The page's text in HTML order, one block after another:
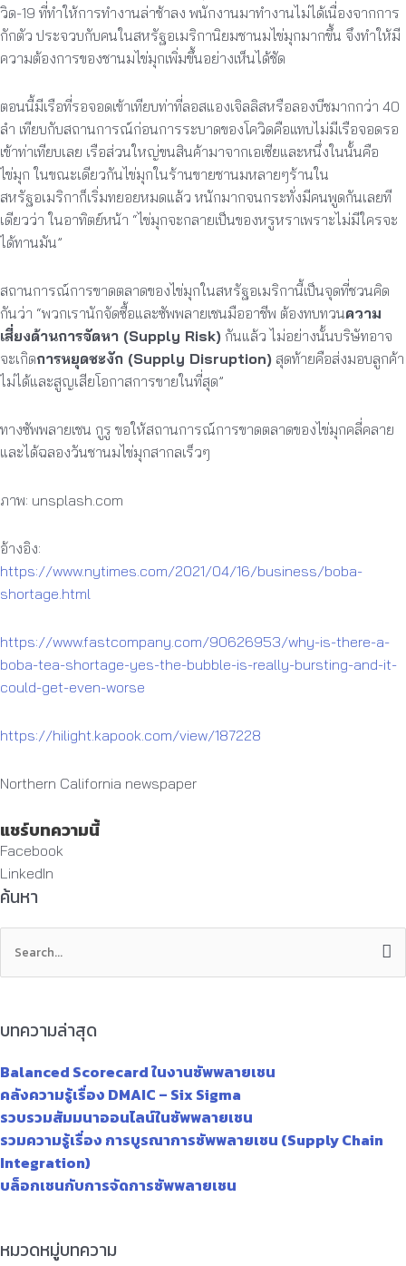
วิด-19 ที่ทำให้การทำงานล่าช้าลง พนักงานมาทำงานไม่ได้เนื่องจากการ
กักตัว ประจวบกับคนในสหรัฐอเมริกานิยมชานมไข่มุกมากขึ้น จึงทำให้มี
ความต้องการของชานมไข่มุกเพิ่มขึ้นอย่างเห็นได้ชัด
ตอนนี้มีเรือที่รอจอดเข้าเทียบท่าที่ลอสแองเจิลลิสหรือลองบีชมากกว่า 40
ลำ เทียบกับสถานการณ์ก่อนการระบาดของโควิดคือแทบไม่มีเรือจอดรอ
เข้าท่าเทียบเลย เรือส่วนใหญ่ขนสินค้ามาจากเอเซียและหนึ่งในนั้นคือ
ไข่มุก ในขณะเดียวกันไข่มุกในร้านขายชานมหลายๆร้านใน
สหรัฐอเมริกาก็เริ่มทยอยหมดแล้ว หนักมากจนกระทั่งมีคนพูดกันเลยที
เดียวว่า ในอาทิตย์หน้า “ไข่มุกจะกลายเป็นของหรูหราเพราะไม่มีใครจะ
ได้ทานมัน”
สถานการณ์การขาดตลาดของไข่มุกในสหรัฐอเมริกานี้เป็นจุดที่ชวนคิด
กันว่า “พวกเรานักจัดซื้อและซัพพลายเชนมืออาชีพ ต้องทบทวนความ
เสี่ยงด้านการจัดหา (Supply Risk) กันแล้ว ไม่อย่างนั้นบริษัทอาจ
จะเกิดการหยุดชะงัก (Supply Disruption) สุดท้ายคือส่งมอบลูกค้า
ไม่ได้และสูญเสียโอกาสการขายในที่สุด”
ทางซัพพลายเชน กูรู ขอให้สถานการณ์การขาดตลาดของไข่มุกคลี่คลาย
และได้ฉลองวันชานมไข่มุกสากลเร็วๆ
ภาพ: unsplash.com
อ้างอิง:
https://www.nytimes.com/2021/04/16/business/boba-
shortage.html
https://www.fastcompany.com/90626953/why-is-there-a-
boba-tea-shortage-yes-the-bubble-is-really-bursting-and-it-
could-get-even-worse
https://hilight.kapook.com/view/187228
Northern California newspaper
แชร์บทความนี้
Facebook
LinkedIn
ค้นหา
Search
for:
บทความล่าสุด
Balanced Scorecard ในงานซัพพลายเชน
คลังความรู้เรื่อง DMAIC – Six Sigma
รวบรวมสัมมนาออนไลน์ในซัพพลายเชน
รวมความรู้เรื่อง การบูรณาการซัพพลายเชน (Supply Chain
Integration)
บล็อกเชนกับการจัดการซัพพลายเชน
หมวดหมู่บทความ